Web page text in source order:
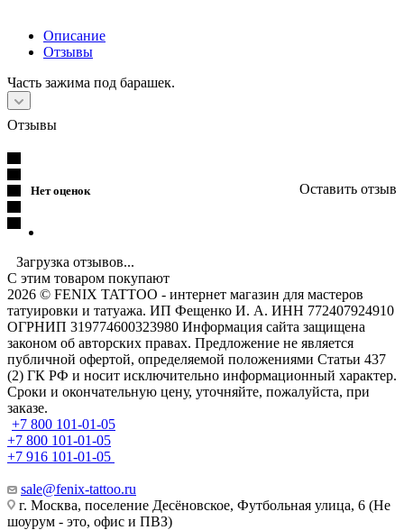
Описание
Отзывы
Часть зажима под барашек.
Отзывы
Нет оценок Оставить отзыв
Загрузка отзывов...
С этим товаром покупают
2026 © FENIX TATTOO - интернет магазин для мастеров
татуировки и татуажа. ИП Фещенко И. А. ИНН 772407924910
ОГРНИП 319774600323980 Информация сайта защищена
законом об авторских правах. Предложение не является
публичной офертой, определяемой положениями Статьи 437
(2) ГК РФ и носит исключительно информационный характер.
Сроки и окончательную цену, уточняйте, пожалуйста, при
заказе.
+7 800 101-01-05
+7 800 101-01-05
+7 916 101-01-05
sale@fenix-tattoo.ru
г. Москва, поселение Десёновское, Футбольная улица, 6 (Не
шоурум - это, офис и ПВЗ)